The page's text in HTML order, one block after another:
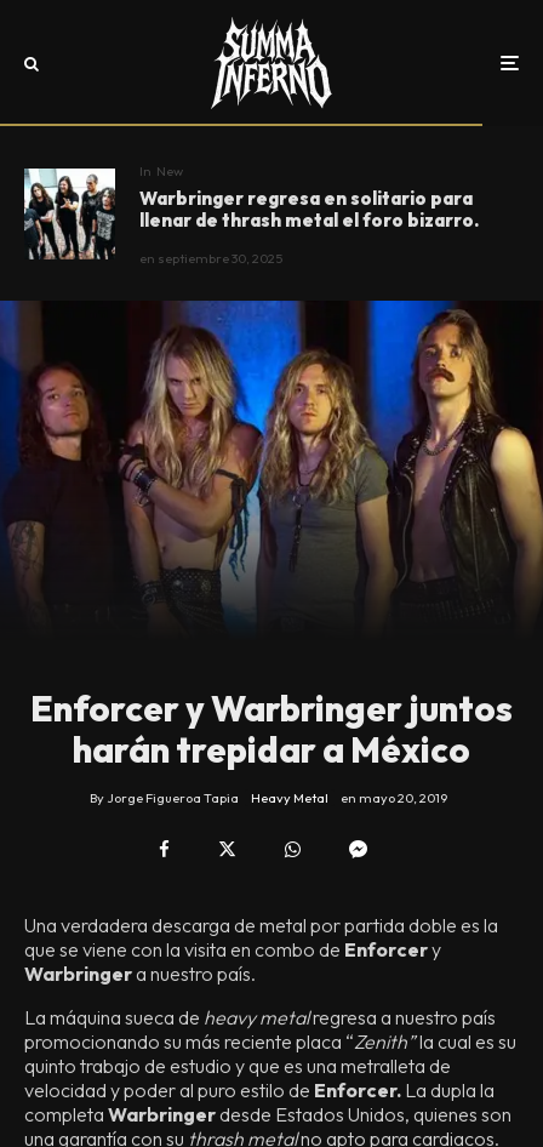
In New
Warbringer regresa en solitario para
llenar de thrash metal el foro bizarro.
en septiembre 30, 2025
Enforcer y Warbringer juntos
harán trepidar a México
By Jorge Figueroa Tapia Heavy Metal en mayo 20, 2019
Una verdadera descarga de metal por partida doble es la
que se viene con la visita en combo de Enforcery
Warbringer a nuestro país.
La máquina sueca de heavy metalregresa a nuestro país
promocionando su más reciente placa “Zenith”la cual es su
quinto trabajo de estudio y que es una metralleta de
velocidad y poder al puro estilo de Enforcer. La dupla la
completa Warbringer desde Estados Unidos, quienes son
una garantía con su thrash metalno apto para cardiacos.